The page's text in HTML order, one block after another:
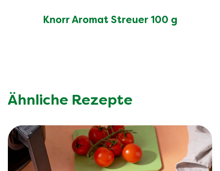
Knorr Aromat Streuer 100 g
Ähnliche Rezepte